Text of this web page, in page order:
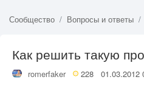
Сообщество Вопросы и ответы
Как решить такую
romerfaker 228